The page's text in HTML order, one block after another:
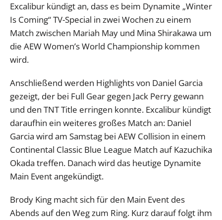
Excalibur kündigt an, dass es beim Dynamite „Winter
Is Coming“ TV-Special in zwei Wochen zu einem
Match zwischen Mariah May und Mina Shirakawa um
die AEW Women’s World Championship kommen
wird.
Anschließend werden Highlights von Daniel Garcia
gezeigt, der bei Full Gear gegen Jack Perry gewann
und den TNT Title erringen konnte. Excalibur kündigt
daraufhin ein weiteres großes Match an: Daniel
Garcia wird am Samstag bei AEW Collision in einem
Continental Classic Blue League Match auf Kazuchika
Okada treffen. Danach wird das heutige Dynamite
Main Event angekündigt.
Brody King macht sich für den Main Event des
Abends auf den Weg zum Ring. Kurz darauf folgt ihm